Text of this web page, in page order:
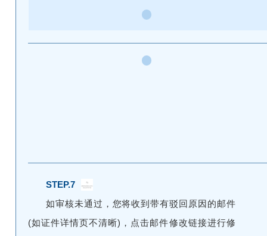
STEP.7
如审核未通过，您将收到带有驳回原因的邮件
(如证件详情页不清晰)，点击邮件修改链接进行修